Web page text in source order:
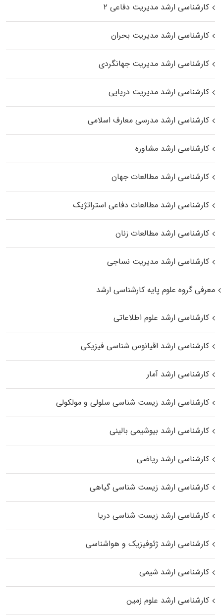
کارشناسی ارشد مدیریت دفاعی ۲
کارشناسی ارشد مدیریت بحران
کارشناسی ارشد مدیریت جهانگردی
کارشناسی ارشد مدیریت دریایی
کارشناسی ارشد مدرسی معارف اسلامی
کارشناسی ارشد مشاوره
کارشناسی ارشد مطالعات جهان
کارشناسی ارشد مطالعات دفاعی استراتژیک
کارشناسی ارشد مطالعات زنان
کارشناسی ارشد مدیریت نساجی
معرفی گروه علوم پایه کارشناسی ارشد
کارشناسی ارشد علوم اطلاعاتی
کارشناسی ارشد اقیانوس‌ شناسی فیزیکی
کارشناسی ارشد آمار
کارشناسی ارشد زیست شناسی سلولی و مولکولی
کارشناسی ارشد بیوشیمی بالینی
کارشناسی ارشد ریاضی
کارشناسی ارشد زیست‌ شناسی گیاهی
کارشناسی ارشد زیست‌ شناسی دریا
کارشناسی ارشد ژئوفیزیک و هواشناسی
کارشناسی ارشد شیمی
کارشناسی ارشد علوم زمین